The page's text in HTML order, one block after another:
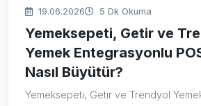
19.06.2026 5 Dk Okuma
Yemeksepeti, Getir ve
Yemek Entegrasyonlu
Nasıl Büyütür?
Yemeksepeti, Getir ve Trendyol